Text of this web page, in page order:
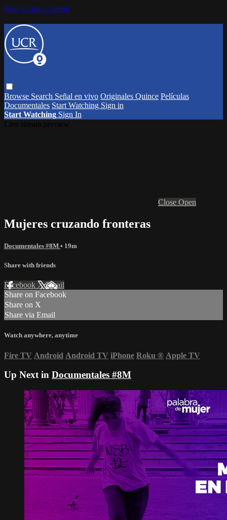
Skip to main content
Browse Search Señal en vivo Originales Quince Películas
Documentales Start Watching Sign in
Start Watching Sign In
Close Open
Mujeres cruzando fronteras
Documentales #8M • 19m
Share with friends
Facebook XEmail
Share on Facebook
Share on X
Share via Email
Watch anywhere, anytime
Fire TV Android Android TV iPhone Roku ® Apple TV
Up Next in Documentales #8M